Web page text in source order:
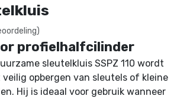
profielhalfcilinder
sleutelkluis SSPZ 110 wordt
opbergen van sleutels of kleine
Hij is ideaal voor gebruik wanneer